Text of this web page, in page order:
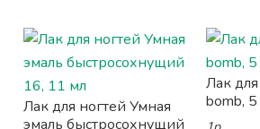
Лак для ногтей Умная
эмаль быстросохнущий
Лак
bomb,